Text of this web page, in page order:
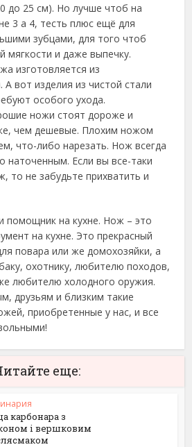
до 25 см). Но лучше чтоб на
3 а 4, тесть плюс ещё для
зубцами, для того чтоб
мягкости и даже выпечку.
изготовляется из
вот изделия из чистой стали
особого ухода.
ножи стоят дороже и
чем дешевые. Плохим ножом
что-либо нарезать. Нож всегда
Если вы все-таки
то не забудьте прихватить и
помощник на кухне. Нож – это
на кухне. Это прекрасный
повара или же домохозяйки, а
охотнику, любителю походов,
любителю холодного оружия.
друзьям и близким такие
приобретенные у нас, и все
еще:
карбонара з
і вершковим